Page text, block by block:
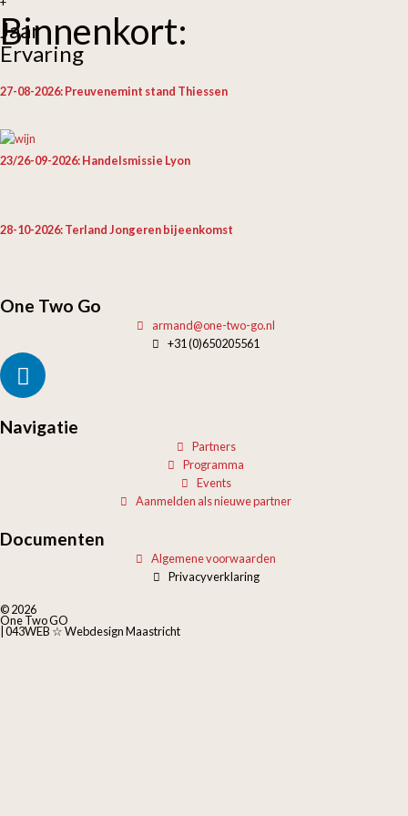
Jaar
Ervaring
Binnenkort:
27-08-2026: Preuvenemint stand Thiessen
23/26-09-2026: Handelsmissie Lyon
28-10-2026: Terland Jongeren bijeenkomst
One Two Go
armand@one-two-go.nl
+31 (0)650205561
Navigatie
Partners
Programma
Events
Aanmelden als nieuwe partner
Documenten
Algemene voorwaarden
Privacyverklaring
© 2026
One Two GO
| 043WEB ☆ Webdesign Maastricht